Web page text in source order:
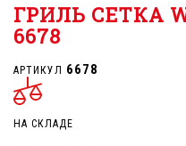
ГРИЛЬ СЕТКА
6678
АРТИКУЛ 6678
НА СКЛАДЕ